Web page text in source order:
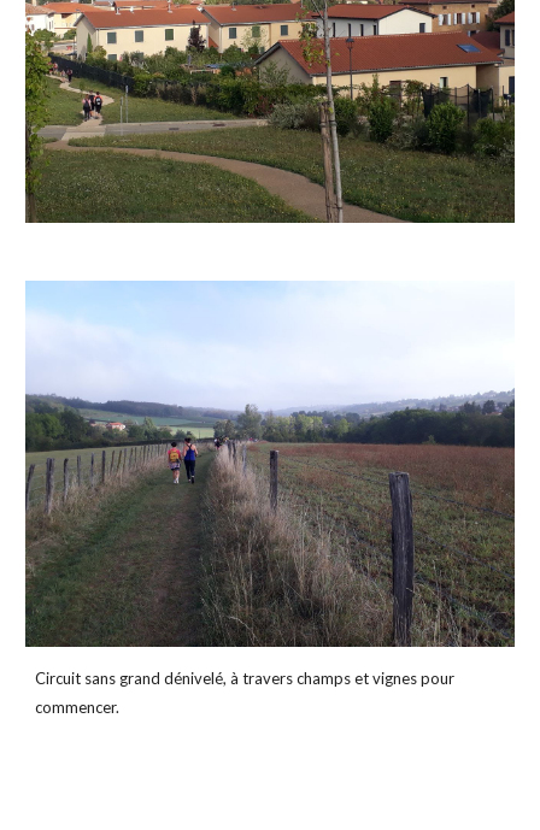
Circuit sans grand dénivelé, à travers champs et vignes pour
commencer.